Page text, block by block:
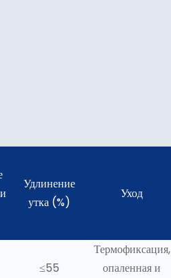
Удлинение
утка (%)
Уход
≤55
Термофиксация,
опаленная и